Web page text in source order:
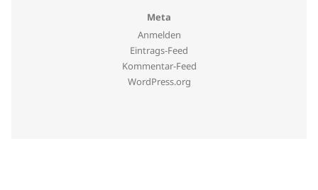
Meta
Anmelden
Eintrags-Feed
Kommentar-Feed
WordPress.org